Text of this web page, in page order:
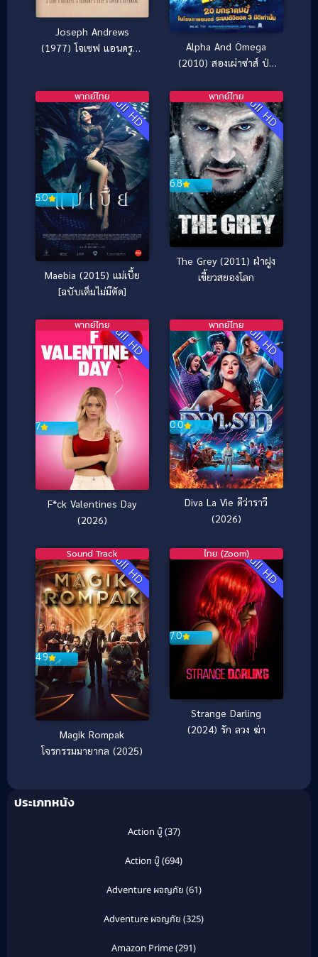
Joseph Andrews
(1977) โจเซฟ แอนดรูว์ส์
Alpha And Omega
(2010) สองเผ่าซ่าส์ ป่า
Full HD
5.0
พากย์ไทย
Maebia (2015) แม่เบี้ย
[ฉบับเต็มไม่มีตัด]
Full HD
6.8
พากย์ไทย
The Grey (2011) ฝ่าฝูง
เขี้ยวสยองโลก
Full HD
7
พากย์ไทย
F*ck Valentines Day
(2026)
Full HD
0.0
พากย์ไทย
Diva La Vie ดีว่าราวี
(2026)
Full HD
4.9
Sound Track
Magik Rompak
โจรกรรมมายากล (2025)
Full HD
7.0
ไทย (Zoom)
Strange Darling
(2024) รัก ลวง ฆ่า
ประเภทหนัง
Action บู๊(37)
Action บู๊(694)
Adventure ผจญภัย (61)
Adventure ผจญภัย (325)
Amazon Prime(291)